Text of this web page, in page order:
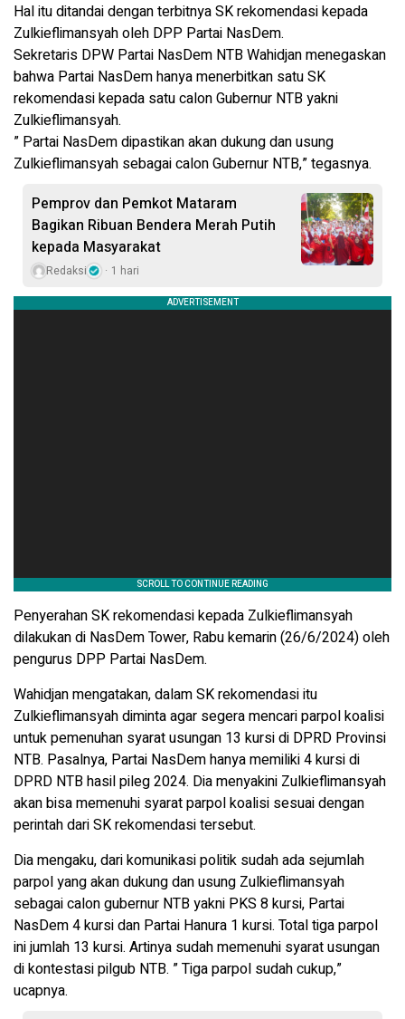
Hal itu ditandai dengan terbitnya SK rekomendasi kepada
Zulkieflimansyah oleh DPP Partai NasDem.
Sekretaris DPW Partai NasDem NTB Wahidjan menegaskan
bahwa Partai NasDem hanya menerbitkan satu SK
rekomendasi kepada satu calon Gubernur NTB yakni
Zulkieflimansyah.
” Partai NasDem dipastikan akan dukung dan usung
Zulkieflimansyah sebagai calon Gubernur NTB,” tegasnya.
Pemprov dan Pemkot Mataram
Bagikan Ribuan Bendera Merah Putih
kepada Masyarakat
Redaksi 1 hari
Penyerahan SK rekomendasi kepada Zulkieflimansyah
dilakukan di NasDem Tower, Rabu kemarin (26/6/2024) oleh
pengurus DPP Partai NasDem.
Wahidjan mengatakan, dalam SK rekomendasi itu
Zulkieflimansyah diminta agar segera mencari parpol koalisi
untuk pemenuhan syarat usungan 13 kursi di DPRD Provinsi
NTB. Pasalnya, Partai NasDem hanya memiliki 4 kursi di
DPRD NTB hasil pileg 2024. Dia menyakini Zulkieflimansyah
akan bisa memenuhi syarat parpol koalisi sesuai dengan
perintah dari SK rekomendasi tersebut.
Dia mengaku, dari komunikasi politik sudah ada sejumlah
parpol yang akan dukung dan usung Zulkieflimansyah
sebagai calon gubernur NTB yakni PKS 8 kursi, Partai
NasDem 4 kursi dan Partai Hanura 1 kursi. Total tiga parpol
ini jumlah 13 kursi. Artinya sudah memenuhi syarat usungan
di kontestasi pilgub NTB. ” Tiga parpol sudah cukup,”
ucapnya.